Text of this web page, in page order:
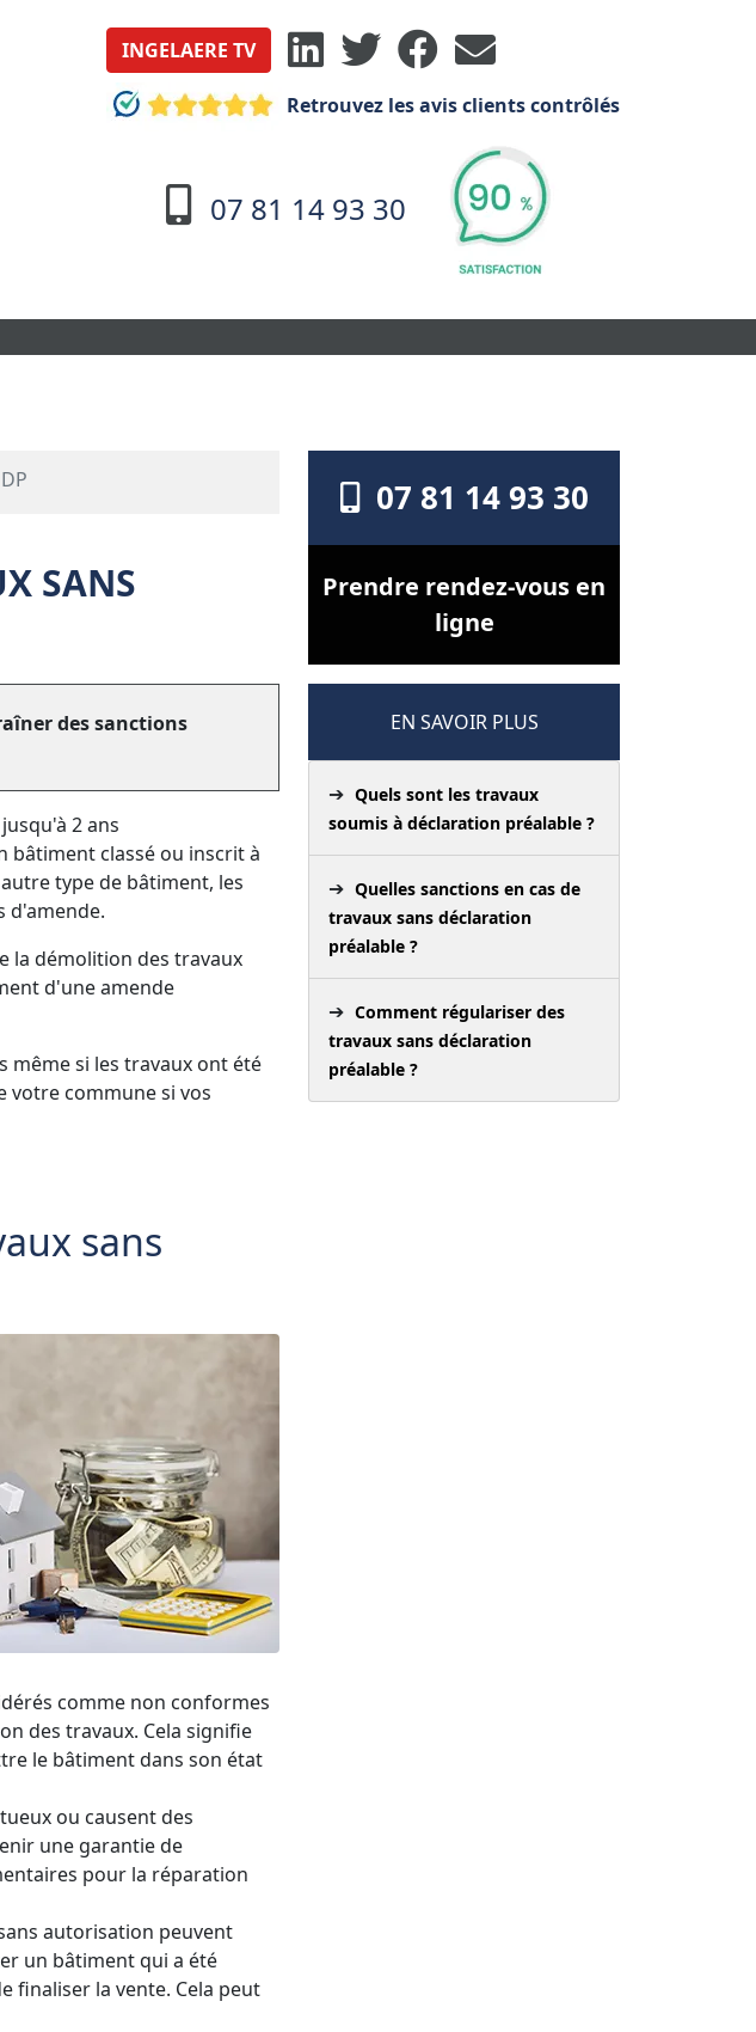
INGELAERE TV
Retrouvez les avis clients contrôlés
07 81 14 93 30
SANS
des sanctions
2 ans
bâtiment classé ou inscrit à
type de bâtiment, les
d'amende.
la démolition des travaux
d'une amende
même si les travaux ont été
votre commune si vos
sans
comme non conformes
des travaux. Cela signifie
le bâtiment dans son état
ou causent des
une garantie de
pour la réparation
autorisation peuvent
un bâtiment qui a été
finaliser la vente. Cela peut
07 81 14 93 30
Prendre rendez-vous en
ligne
EN SAVOIR PLUS
Quels sont les travaux
soumis à déclaration préalable ?
Quelles sanctions en cas de
travaux sans déclaration
préalable ?
Comment régulariser des
travaux sans déclaration
préalable ?